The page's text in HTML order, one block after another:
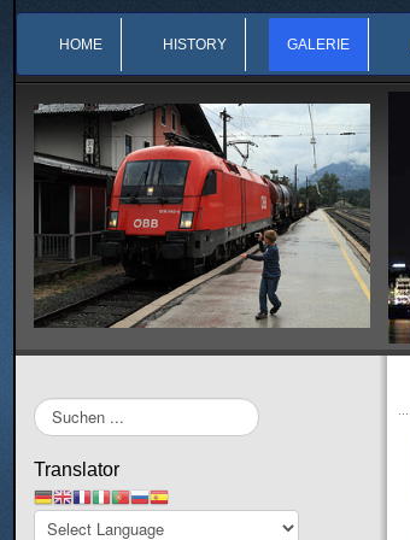
HOME HISTORY GALERIE
Suchen
...
Translator